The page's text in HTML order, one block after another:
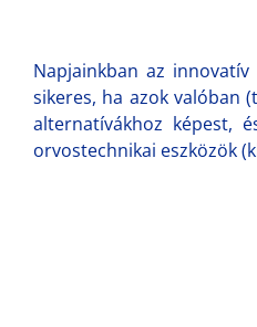
Napjainkban az
sikeres, ha azok valóban
alternatívákhoz képest,
orvostechnikai eszközök